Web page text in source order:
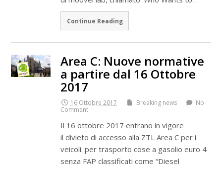
Continue Reading
Area C: Nuove normative
a partire dal 16 Ottobre
2017
16 Ottobre 2017 Breaking news
No
Comment
Il 16 ottobre 2017 entrano in vigore
il divieto di accesso alla ZTL Area C per i
veicoli: per trasporto cose a gasolio euro 4
senza FAP classificati come “Diesel